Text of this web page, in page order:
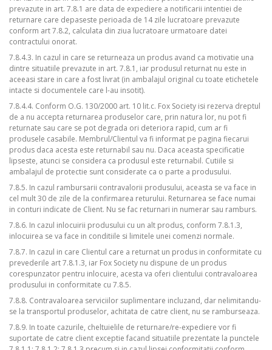
prevazute in art. 7.8.1 are data de expediere a notificarii intentiei de
returnare care depaseste perioada de 14 zile lucratoare prevazute
conform art 7.8.2, calculata din ziua lucratoare urmatoare datei
contractului onorat.
7.8.4.3. In cazul in care se returneaza un produs avand ca motivatie una
dintre situatiile prevazute in art. 7.8.1, iar produsul returnat nu este in
aceeasi stare in care a fost livrat (in ambalajul original cu toate etichetele
intacte si documentele care l-au insotit).
7.8.4.4. Conform O.G. 130/2000 art. 10 lit.c. Fox Society isi rezerva dreptul
de a nu accepta returnarea produselor care, prin natura lor, nu pot fi
returnate sau care se pot degrada ori deteriora rapid, cum ar fi
produsele casabile. Membrul/Clientul va fi informat pe pagina fiecarui
produs daca acesta este returnabil sau nu. Daca aceasta specificatie
lipseste, atunci se considera ca produsul este returnabil. Cutiile si
ambalajul de protectie sunt considerate ca o parte a produsului.
7.8.5. In cazul rambursarii contravalorii produsului, aceasta se va face in
cel mult 30 de zile de la confirmarea returului. Returnarea se face numai
in conturi indicate de Client. Nu se fac returnari in numerar sau ramburs.
7.8.6. In cazul inlocuirii produsului cu un alt produs, conform 7.8.1.3,
inlocuirea se va face in conditiile si limitele unei comenzi normale.
7.8.7. In cazul in care Clientul care a returnat un produs in conformitate cu
prevederile art 7.8.1.3, iar Fox Society nu dispune de un produs
corespunzator pentru inlocuire, acesta va oferi clientului contravaloarea
produsului in conformitate cu 7.8.5.
7.8.8. Contravaloarea serviciilor suplimentare incluzand, dar nelimitandu-
se la transportul produselor, achitata de catre client, nu se ramburseaza.
7.8.9. In toate cazurile, cheltuielile de returnare/re-expediere vor fi
suportate de catre client exceptie facand situatiile prezentate la punctele